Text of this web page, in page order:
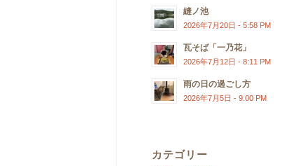
縫ノ池
2026年7月20日 - 5:58 PM
瓦そば「一乃花」
2026年7月12日 - 8:11 PM
雨の日の過ごし方
2026年7月5日 - 9:00 PM
カテゴリー